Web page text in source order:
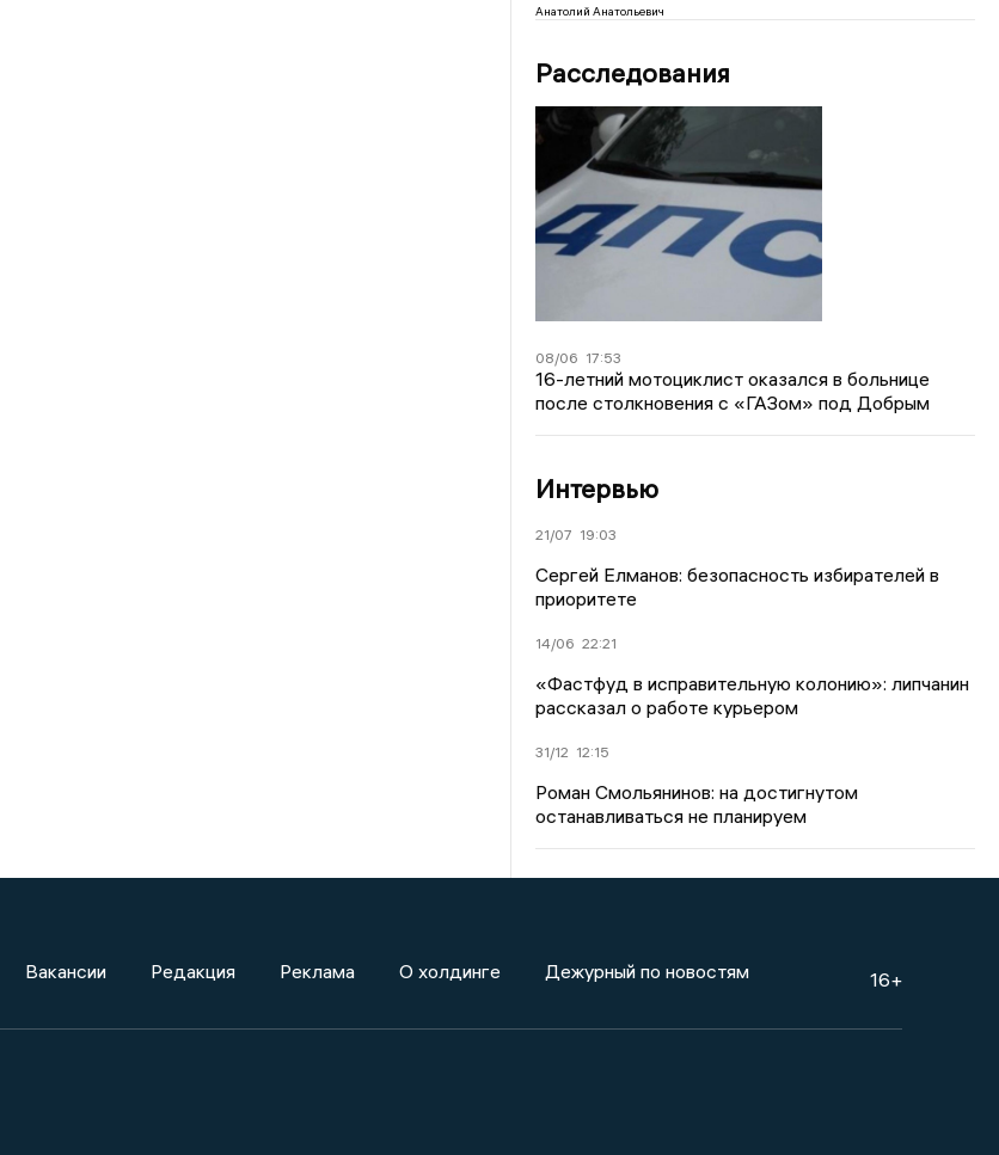
Анатолий Анатольевич
Расследования
08/06 17:53
16-летний мотоциклист оказался в больнице
после столкновения с «ГАЗом» под Добрым
Интервью
21/07 19:03
Сергей Елманов: безопасность избирателей в
приоритете
14/06 22:21
«Фастфуд в исправительную колонию»: липчанин
рассказал о работе курьером
31/12 12:15
Роман Смольянинов: на достигнутом
останавливаться не планируем
Вакансии Редакция Реклама О холдинге Дежурный по новостям 16+